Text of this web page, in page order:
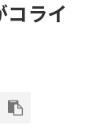
【二次
意味不明だ
ライ